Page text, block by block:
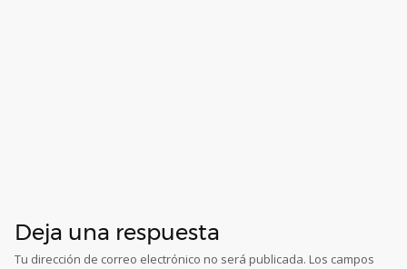
Deja una respuesta
Tu dirección de correo electrónico no será publicada. Los campos